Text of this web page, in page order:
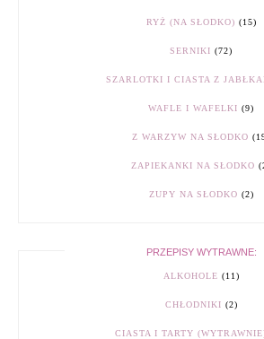
RYŻ (NA SŁODKO) (15)
SERNIKI (72)
SZARLOTKI I CIASTA Z
WAFLE I WAFELKI (9)
Z WARZYW NA SŁODKO
ZAPIEKANKI NA SŁODKO
ZUPY NA SŁODKO (2)
PRZEPISY WYTRAWNE:
ALKOHOLE (11)
CHŁODNIKI (2)
CIASTA I TARTY